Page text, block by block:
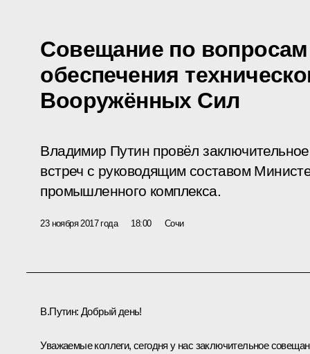
Совещание по вопросам
обеспече­ния
Вооружённых Сил
Владимир Путин провёл
встреч с руководящим составом
промышленного комплекса.
23 ноября 2017 года 18:00 Сочи
В.Путин: Добрый день!
Уважаемые коллеги, сегодня у нас заключительное